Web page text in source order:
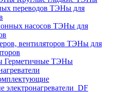
ТЭНы для
ТЭНы для
ТЭНы для
Герметичные ТЭНы